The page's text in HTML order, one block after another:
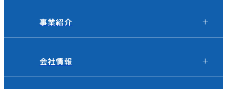
事業紹介
会社情報